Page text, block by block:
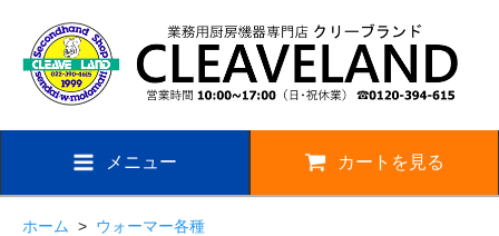
メニュー カートを見る
ホーム > ウォーマー各種